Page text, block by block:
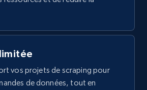
- Discover products by
code, Model number,
Product name, Manufacturer,
vos projets de scraping pour
de données, tout en